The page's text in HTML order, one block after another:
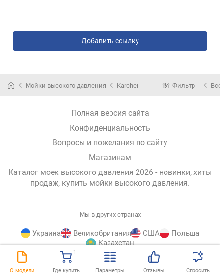
О модели Где купить
1
Параметры Отзывы Спросить
Добавить ссылку
Мойки высокого давления Karcher Фильтр
Полная версия сайта
Конфиденциальность
Вопросы и пожелания по сайту
Магазинам
Каталог моек высокого давления 2026 - новинки, хиты
продаж, купить мойки высокого давления.
Мы в других странах
Украина Великобритания США
Польша
Казахстан
© E-Katalog, 2026 НАВЕРХ